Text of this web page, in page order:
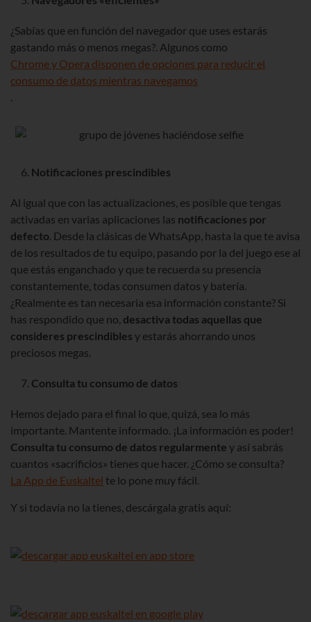
¿Sabías que en función del navegador que uses estarás
gastando más o menos megas?. Algunos como
Chrome y Opera disponen de opciones para reducir el
consumo de datos mientras navegamos
Notificaciones prescindibles
Al igual que con las actualizaciones, es posible que tengas
activadas en varias aplicaciones las notificaciones por
defecto . Desde la clásicas de WhatsApp, hasta la que te avisa
de los resultados de tu equipo, pasando por la del juego ese al
que estás enganchado y que te recuerda su presencia
constantemente, todas consumen datos y batería.
¿Realmente es tan necesaria esa información constante? Si
has respondido que no, desactiva todas aquellas que
consideres prescindibles y estarás ahorrando unos
preciosos megas.
Consulta tu consumo de datos
Hemos dejado para el final lo que, quizá, sea lo más
importante. Mantente informado. ¡La información es poder!
Consulta tu consumo de datos regularmente y así sabrás
cuantos «sacrificios» tienes que hacer. ¿Cómo se consulta?
La App de Euskaltel te lo pone muy fácil.
Y si todavía no la tienes, descárgala gratis aquí: